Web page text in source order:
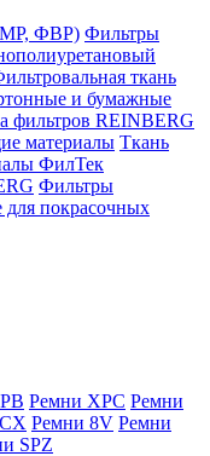
ФВР) Фильтры
ткань
и бумажные
фильтров REINBERG
материалы Ткань
ФилТек
Фильтры
покрасочных
Ремни XPC Ремни
Ремни 8V Ремни
SPZ